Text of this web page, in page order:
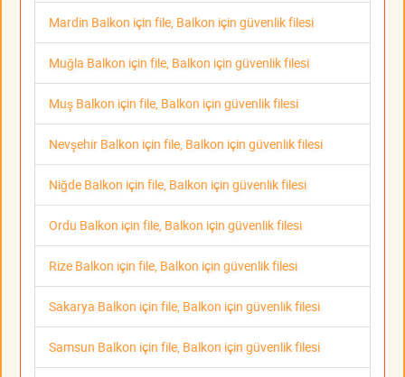
Mardin Balkon için file, Balkon için güvenlik filesi
Muğla Balkon için file, Balkon için güvenlik filesi
Muş Balkon için file, Balkon için güvenlik filesi
Nevşehir Balkon için file, Balkon için güvenlik filesi
Niğde Balkon için file, Balkon için güvenlik filesi
Ordu Balkon için file, Balkon için güvenlik filesi
Rize Balkon için file, Balkon için güvenlik filesi
Sakarya Balkon için file, Balkon için güvenlik filesi
Samsun Balkon için file, Balkon için güvenlik filesi